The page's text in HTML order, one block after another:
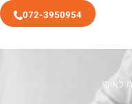
072-3950954
לאומי